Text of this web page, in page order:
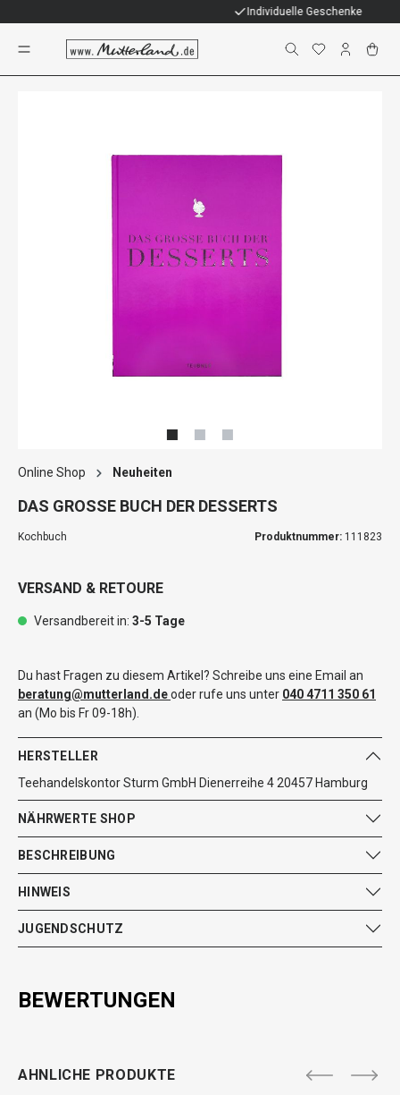
Individuelle Geschenke
Online Shop Neuheiten
DAS GROSSE BUCH DER DESSERTS
Kochbuch Produktnummer: 111823
VERSAND & RETOURE
Versandbereit in: 3-5 Tage
Du hast Fragen zu diesem Artikel? Schreibe uns eine Email an
beratung@mutterland.deoder rufe uns unter 040 4711 350 61
an (Mo bis Fr 09-18h).
HERSTELLER
Teehandelskontor Sturm GmbH Dienerreihe 4 20457 Hamburg
NÄHRWERTE SHOP
BESCHREIBUNG
HINWEIS
JUGENDSCHUTZ
BEWERTUNGEN
AHNLICHE PRODUKTE